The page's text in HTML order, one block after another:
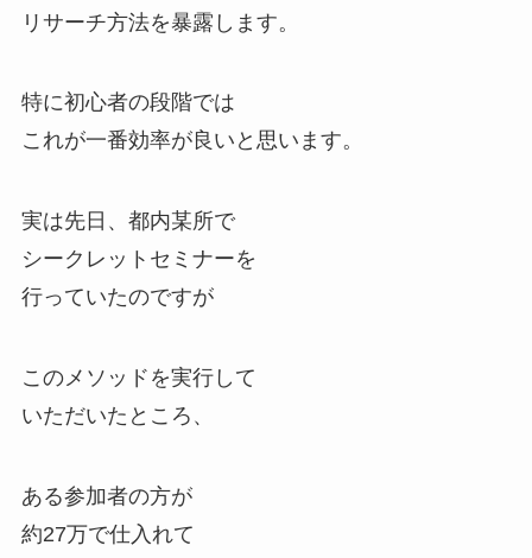
リサーチ方法を暴露します。
特に初心者の段階では
これが一番効率が良いと思います。
実は先日、都内某所で
シークレットセミナーを
行っていたのですが
このメソッドを実行して
いただいたところ、
ある参加者の方が
約27万で仕入れて